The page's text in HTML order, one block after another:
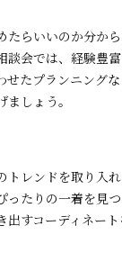
たらいいのか分か
談会では、経験豊
せたプランニング
しょう。
トレンドを取り入
ったりの一着を見
すコーディネート